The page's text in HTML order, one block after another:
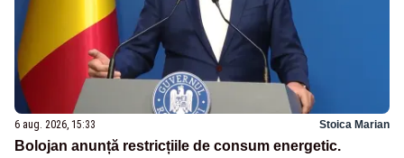
6 aug. 2026, 15:33 Stoica Marian
Bolojan anunță restricțiile de consum energetic.